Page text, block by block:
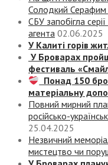
Солодкий
СБУ запобігла
агента 02.06.2025
У Калиті горів
У Броварах
фестиваль
Понад 150
матеріальну
Повний мирний
російсько-
25.04.2025
Незвичний
мистецтво чи